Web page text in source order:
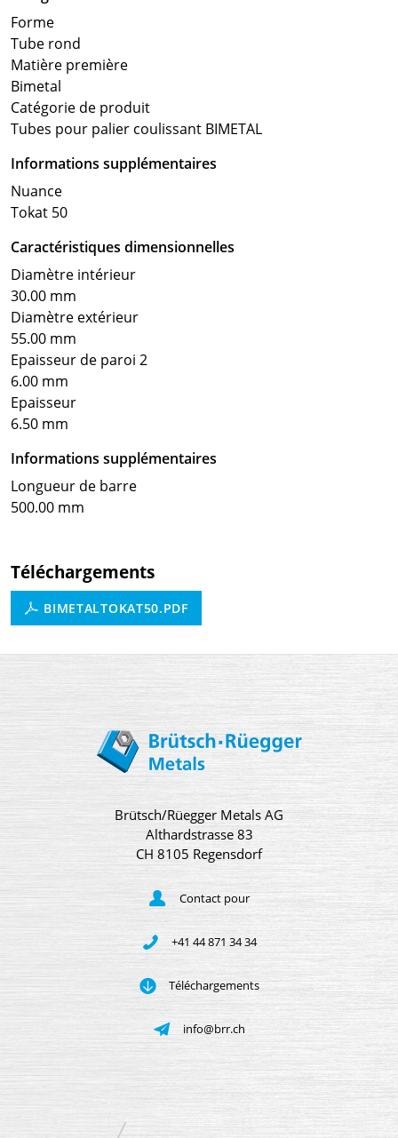
Forme
Tube rond
Matière première
Bimetal
Catégorie de produit
Tubes pour palier coulissant BIMETAL
Informations supplémentaires
Nuance
Tokat 50
Caractéristiques dimensionnelles
Diamètre intérieur
30.00 mm
Diamètre extérieur
55.00 mm
Epaisseur de paroi 2
6.00 mm
Epaisseur
6.50 mm
Informations supplémentaires
Longueur de barre
500.00 mm
Téléchargements
BIMETALTOKAT50.PDF
Brütsch/Rüegger Metals AG
Althardstrasse 83
CH 8105 Regensdorf
Contact pour
+41 44 871 34 34
Téléchargements
info@brr.ch